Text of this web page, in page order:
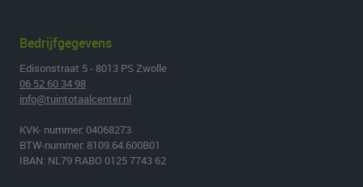
Bedrijfgegevens
Edisonstraat 5 - 8013 PS Zwolle
06 52 60 34 98
info@tuintotaalcenter.nl
KVK- nummer: 04068273
BTW-nummer: 8109.64.600B01
IBAN: NL79 RABO 0125 7743 62